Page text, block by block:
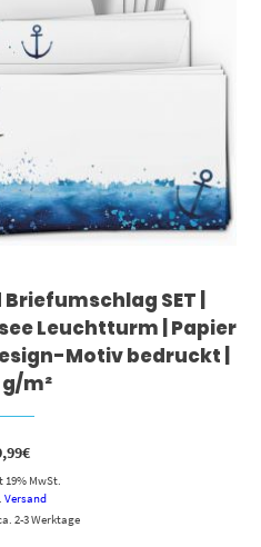
SET |
Leuchtturm | Papier
Motiv bedruckt |
m²
€
19% MwSt.
Versand
2-3 Werktage